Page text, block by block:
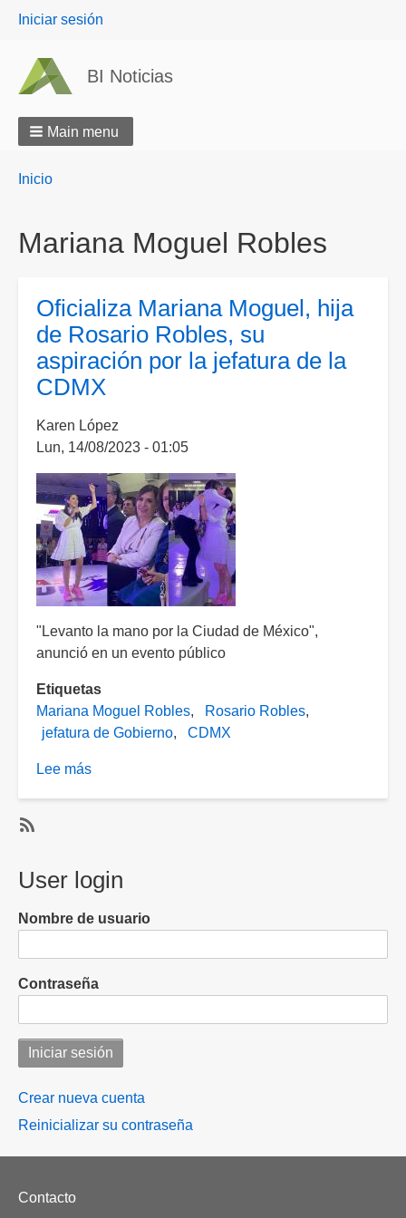
User
Iniciar sesión
BI Noticias
Main menu
Breadcrumbs
You
Inicio
Mariana Moguel Robles
Oficializa Mariana Moguel, hija
de Rosario Robles, su
aspiración por la jefatura de la
CDMX
Karen López
Lun, 14/08/2023 - 01:05
"Levanto la mano por la Ciudad de México",
anunció en un evento público
Etiquetas
Mariana Moguel Robles
Rosario Robles
jefatura de Gobierno
CDMX
Lee más
de
Robles,
por
de
CDMX
a
Mariana
Moguel
Robles
User login
Nombre de usuario
Contraseña
Crear nueva cuenta
Reinicializar su contraseña
Footer
Contacto